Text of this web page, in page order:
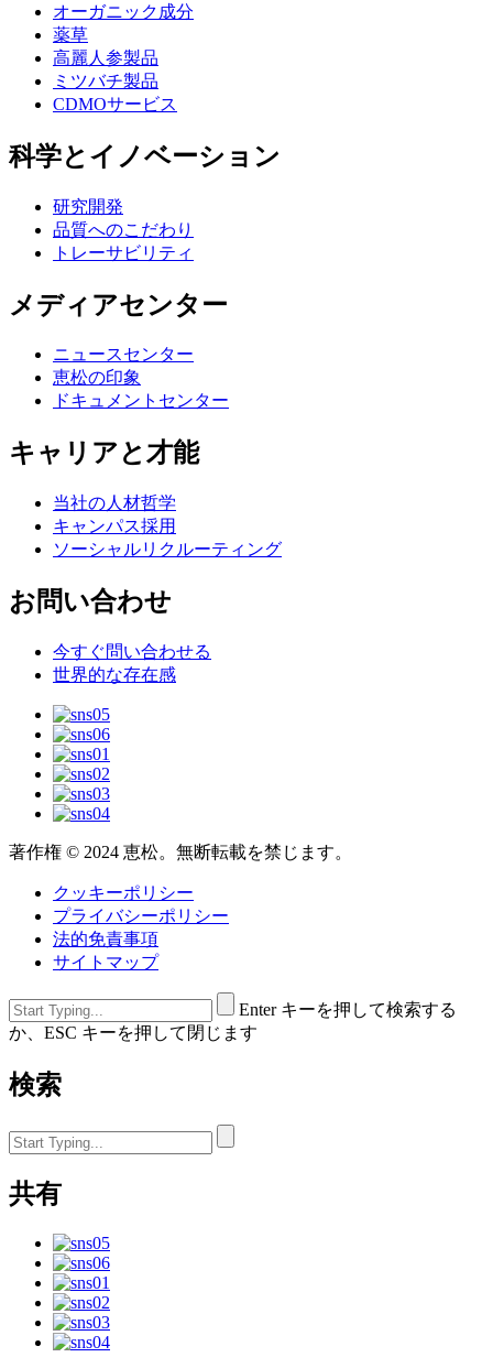
オーガニック成分
薬草
高麗人参製品
ミツバチ製品
CDMOサービス
科学とイノベーション
研究開発
品質へのこだわり
トレーサビリティ
メディアセンター
ニュースセンター
恵松の印象
ドキュメントセンター
キャリアと才能
当社の人材哲学
キャンパス採用
ソーシャルリクルーティング
お問い合わせ
今すぐ問い合わせる
世界的な存在感
著作権 © 2024 恵松。無断転載を禁じます。
クッキーポリシー
プライバシーポリシー
法的免責事項
サイトマップ
Enter キーを押して検索する
か、ESC キーを押して閉じます
検索
共有